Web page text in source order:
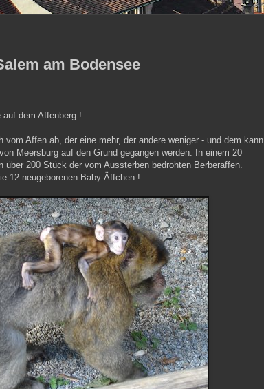
am Bodensee
dem Affenberg !
vom Affen ab, der eine mehr, der andere weniger - und dem kann
Meersburg auf den Grund gegangen werden. In einem 20
über 200 Stück der vom Aussterben bedrohten Berberaffen.
12 neugeborenen Baby-Äffchen !